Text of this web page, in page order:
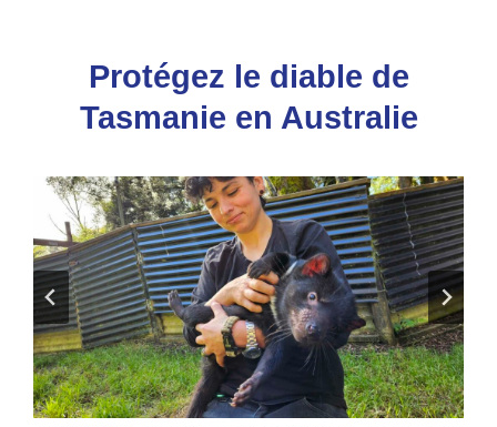
Protégez le diable de
Tasmanie en Australie